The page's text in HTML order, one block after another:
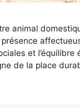
animal
et l’équilibre
de la place